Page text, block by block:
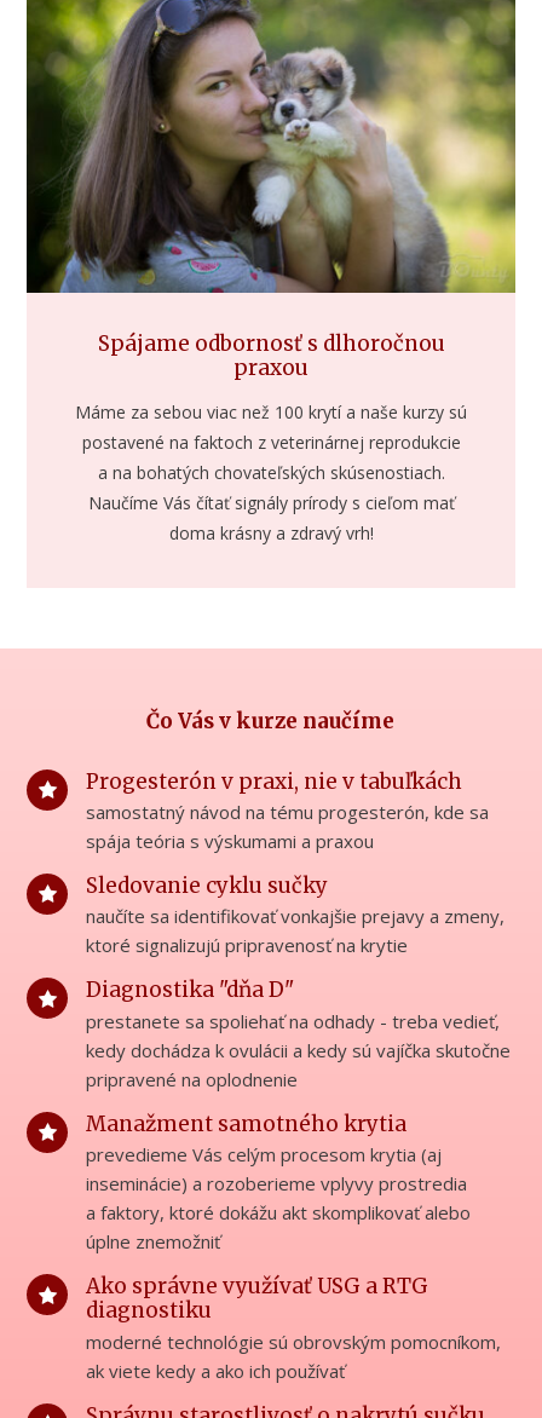
Spájame odbornosť s dlhoročnou
praxou
Máme za sebou viac než 100 krytí a naše kurzy sú
postavené na faktoch z veterinárnej reprodukcie
a na bohatých chovateľských skúsenostiach.
Naučíme Vás čítať signály prírody s cieľom mať
doma krásny a zdravý vrh!
Čo Vás v kurze naučíme
Progesterón v praxi, nie v tabuľkách
samostatný návod na tému progesterón, kde sa
spája teória s výskumami a praxou
Sledovanie cyklu sučky
naučíte sa identifikovať vonkajšie prejavy a zmeny,
ktoré signalizujú pripravenosť na krytie
Diagnostika "dňa D"
prestanete sa spoliehať na odhady - treba vedieť,
kedy dochádza k ovulácii a kedy sú vajíčka skutočne
pripravené na oplodnenie
Manažment samotného krytia
prevedieme Vás celým procesom krytia (aj
inseminácie) a rozoberieme vplyvy prostredia
a faktory, ktoré dokážu akt skomplikovať alebo
úplne znemožniť
Ako správne využívať USG a RTG
diagnostiku
moderné technológie sú obrovským pomocníkom,
ak viete kedy a ako ich používať